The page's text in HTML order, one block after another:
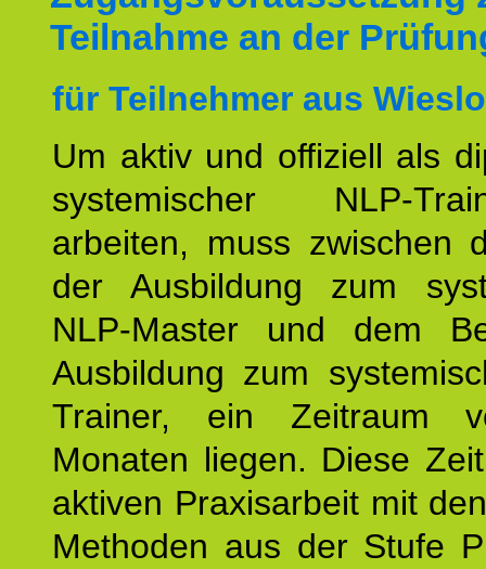
Teilnahme an der
für Teilnehmer aus
Um aktiv und offiziell als
systemischer NLP-
arbeiten, muss zwischen
der Ausbildung zum
NLP-Master und dem
Ausbildung zum
Trainer, ein Zeitraum
Monaten liegen. Diese
aktiven Praxisarbeit mit
Methoden aus der Stufe